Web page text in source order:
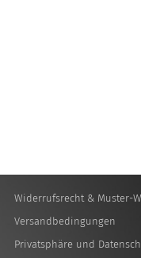
Widerrufsrecht & Muster-
Versandbedingungen
Privatsphäre und